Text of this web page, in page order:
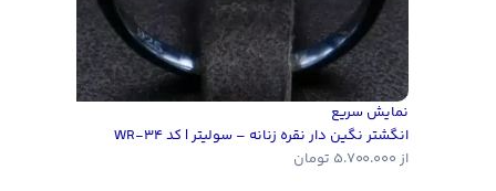
نمایش سریع
انگشتر نگین دار نقره زنانه – سولیتر | کد WR-34
از 5.700.000 تومان